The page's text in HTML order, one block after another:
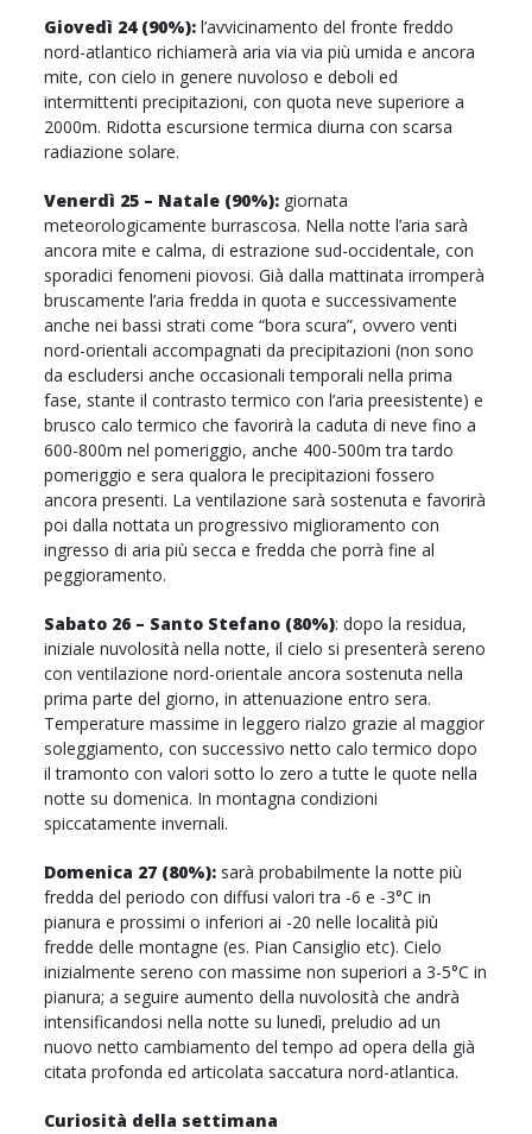
Giovedì 24 (90%): l’avvicinamento del fronte freddo
nord-atlantico richiamerà aria via via più umida e ancora
mite, con cielo in genere nuvoloso e deboli ed
intermittenti precipitazioni, con quota neve superiore a
2000m. Ridotta escursione termica diurna con scarsa
radiazione solare.
Venerdì 25 – Natale (90%): giornata
meteorologicamente burrascosa. Nella notte l’aria sarà
ancora mite e calma, di estrazione sud-occidentale, con
sporadici fenomeni piovosi. Già dalla mattinata irromperà
bruscamente l’aria fredda in quota e successivamente
anche nei bassi strati come “bora scura”, ovvero venti
nord-orientali accompagnati da precipitazioni (non sono
da escludersi anche occasionali temporali nella prima
fase, stante il contrasto termico con l’aria preesistente) e
brusco calo termico che favorirà la caduta di neve fino a
600-800m nel pomeriggio, anche 400-500m tra tardo
pomeriggio e sera qualora le precipitazioni fossero
ancora presenti. La ventilazione sarà sostenuta e favorirà
poi dalla nottata un progressivo miglioramento con
ingresso di aria più secca e fredda che porrà fine al
peggioramento.
Sabato 26 – Santo Stefano (80%): dopo la residua,
iniziale nuvolosità nella notte, il cielo si presenterà sereno
con ventilazione nord-orientale ancora sostenuta nella
prima parte del giorno, in attenuazione entro sera.
Temperature massime in leggero rialzo grazie al maggior
soleggiamento, con successivo netto calo termico dopo
il tramonto con valori sotto lo zero a tutte le quote nella
notte su domenica. In montagna condizioni
spiccatamente invernali.
Domenica 27 (80%): sarà probabilmente la notte più
fredda del periodo con diffusi valori tra -6 e -3°C in
pianura e prossimi o inferiori ai -20 nelle località più
fredde delle montagne (es. Pian Cansiglio etc). Cielo
inizialmente sereno con massime non superiori a 3-5°C in
pianura; a seguire aumento della nuvolosità che andrà
intensificandosi nella notte su lunedì, preludio ad un
nuovo netto cambiamento del tempo ad opera della già
citata profonda ed articolata saccatura nord-atlantica.
Curiosità della settimana